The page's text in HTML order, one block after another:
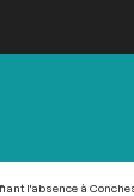
l'absence à